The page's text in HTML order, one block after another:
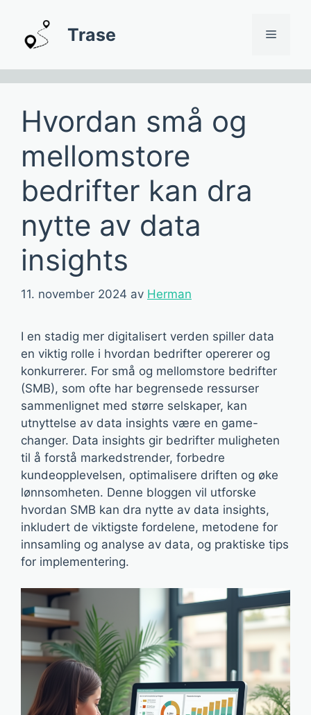
innhold
Trase Meny
Hvordan små og
mellomstore
bedrifter kan dra
nytte av data
insights
11. november 2024 av Herman
I en stadig mer digitalisert verden spiller data
en viktig rolle i hvordan bedrifter opererer og
konkurrerer. For små og mellomstore bedrifter
(SMB), som ofte har begrensede ressurser
sammenlignet med større selskaper, kan
utnyttelse av data insights være en game-
changer. Data insights gir bedrifter muligheten
til å forstå markedstrender, forbedre
kundeopplevelsen, optimalisere driften og øke
lønnsomheten. Denne bloggen vil utforske
hvordan SMB kan dra nytte av data insights,
inkludert de viktigste fordelene, metodene for
innsamling og analyse av data, og praktiske tips
for implementering.